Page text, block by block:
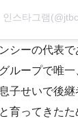
シーの代表
ループで唯
子せいで後
育ってきた